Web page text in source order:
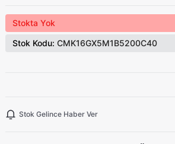
Stokta Yok
Stok Kodu: CMK16GX5M1B5200C40
Stok Gelince Haber Ver